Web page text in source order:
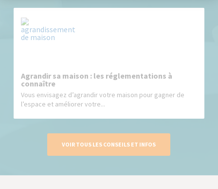
Agrandir sa maison : les réglementations à
connaître
Vous envisagez d’agrandir votre maison pour gagner de
l’espace et améliorer votre...
VOIR TOUS LES CONSEILS ET INFOS